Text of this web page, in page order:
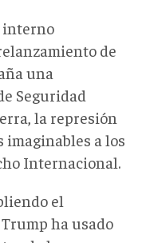
interno
de
una
Seguridad
la represión
imaginables a los
Internacional.
el
ha usado